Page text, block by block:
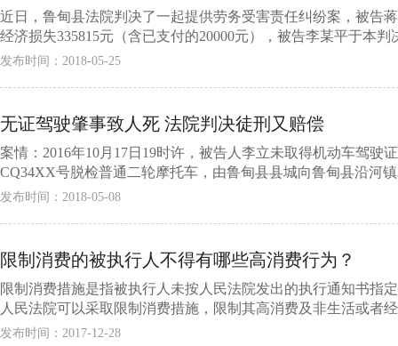
近日，鲁甸县法院判决了一起提供劳务受害责任纠纷案，被告
经济损失335815元（含已支付的20000元），被告李某平于本
发布时间：2018-05-25
无证驾驶肇事致人死 法院判决徒刑又赔偿
案情：2016年10月17日19时许，被告人李立未取得机动车驾驶
CQ34XX号脱检普通二轮摩托车，由鲁甸县县城向鲁甸县沿河
发布时间：2018-05-08
限制消费的被执行人不得有哪些高消费行为？
限制消费措施是指被执行人未按人民法院发出的执行通知书指
人民法院可以采取限制消费措施，限制其高消费及非生活或者
发布时间：2017-12-28